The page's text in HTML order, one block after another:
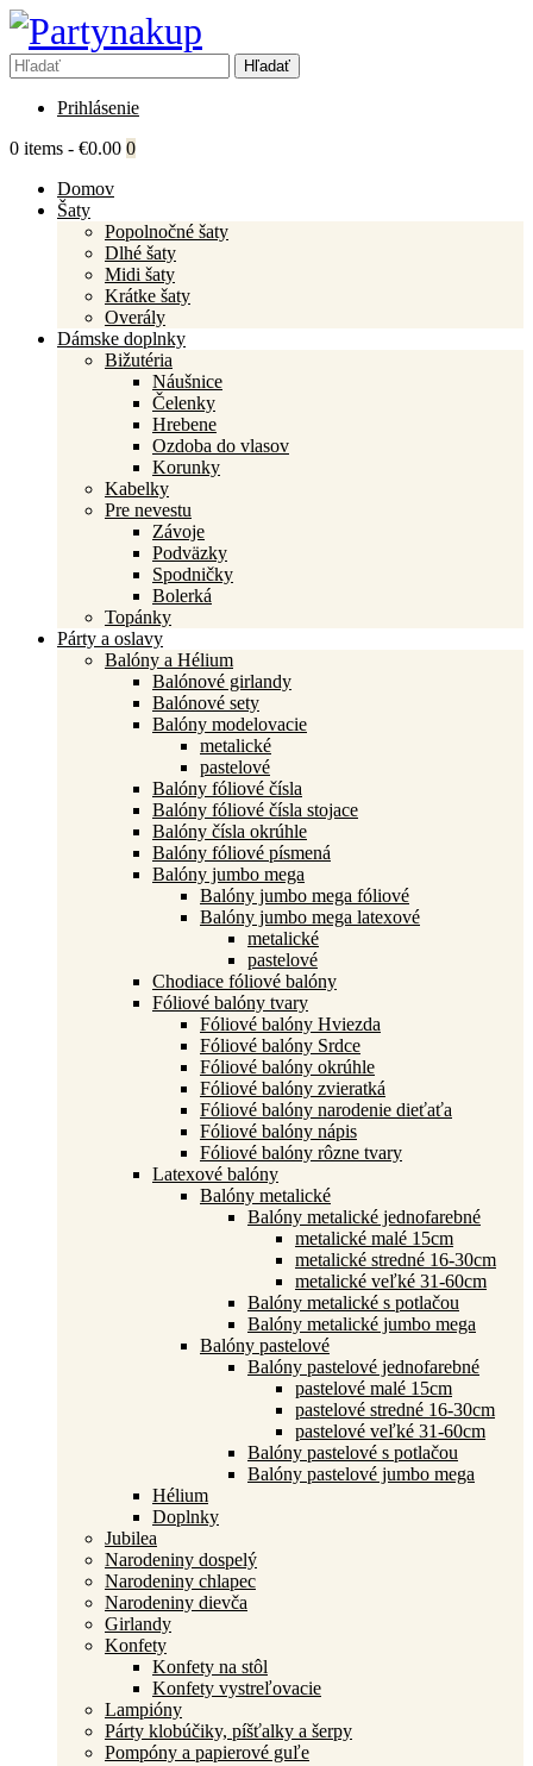
Prihlásenie
0 items - €0.00 0
Domov
Šaty
Popolnočné šaty
Dlhé šaty
Midi šaty
Krátke šaty
Overály
Dámske doplnky
Bižutéria
Náušnice
Čelenky
Hrebene
Ozdoba do vlasov
Korunky
Kabelky
Pre nevestu
Závoje
Podväzky
Spodničky
Bolerká
Topánky
Párty a oslavy
Balóny a Hélium
Balónové girlandy
Balónové sety
Balóny modelovacie
metalické
pastelové
Balóny fóliové čísla
Balóny fóliové čísla stojace
Balóny čísla okrúhle
Balóny fóliové písmená
Balóny jumbo mega
Balóny jumbo mega fóliové
Balóny jumbo mega latexové
metalické
pastelové
Chodiace fóliové balóny
Fóliové balóny tvary
Fóliové balóny Hviezda
Fóliové balóny Srdce
Fóliové balóny okrúhle
Fóliové balóny zvieratká
Fóliové balóny narodenie dieťaťa
Fóliové balóny nápis
Fóliové balóny rôzne tvary
Latexové balóny
Balóny metalické
Balóny metalické jednofarebné
metalické malé 15cm
metalické stredné 16-30cm
metalické veľké 31-60cm
Balóny metalické s potlačou
Balóny metalické jumbo mega
Balóny pastelové
Balóny pastelové jednofarebné
pastelové malé 15cm
pastelové stredné 16-30cm
pastelové veľké 31-60cm
Balóny pastelové s potlačou
Balóny pastelové jumbo mega
Hélium
Doplnky
Jubilea
Narodeniny dospelý
Narodeniny chlapec
Narodeniny dievča
Girlandy
Konfety
Konfety na stôl
Konfety vystreľovacie
Lampióny
Párty klobúčiky, píšťalky a šerpy
Pompóny a papierové guľe